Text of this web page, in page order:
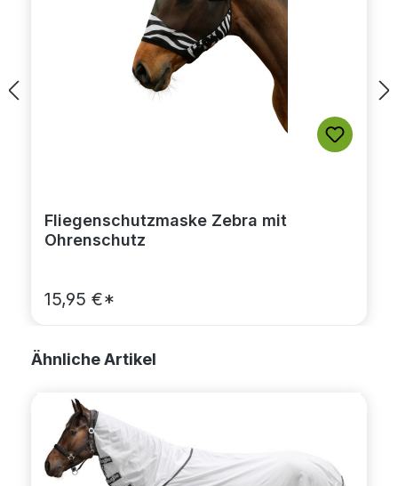
Fliegenschutzmaske Zebra mit
Ohrenschutz
15,95 €*
Produktgalerie überspringen
Ähnliche Artikel